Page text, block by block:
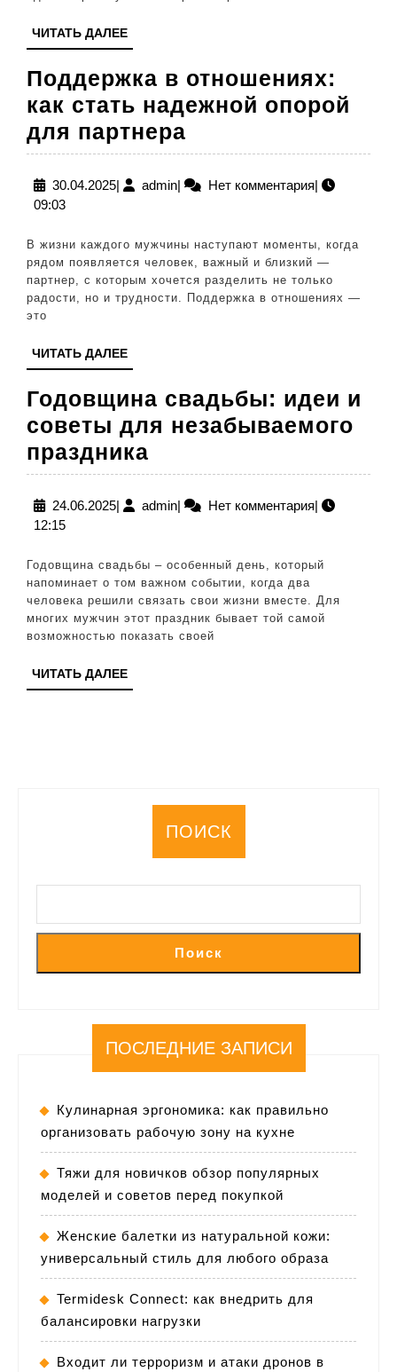
ЧИТАТЬ ДАЛЕЕЧИТАТЬ
ДАЛЕЕ
Поддержка в отношениях:
как стать надежной опорой
для партнера
в
отношениях:
стать
надежной
опорой
30.04.202530.04.2025
| adminadmin
| Нет комментария|
09:03
В жизни каждого мужчины наступают моменты, когда
рядом появляется человек, важный и близкий —
партнер, с которым хочется разделить не только
радости, но и трудности. Поддержка в отношениях —
это
ЧИТАТЬ ДАЛЕЕЧИТАТЬ
ДАЛЕЕ
Годовщина свадьбы: идеи и
советы для незабываемого
праздника
свадьбы:
идеи
советы
для
незабываемого
праздника
24.06.202524.06.2025
adminadminНет комментария
12:15
Годовщина свадьбы – особенный день, который
напоминает о том важном событии, когда два
человека решили связать свои жизни вместе. Для
многих мужчин этот праздник бывает той самой
возможностью показать своей
ЧИТАТЬ ДАЛЕЕЧИТАТЬ
ДАЛЕЕ
ПОИСК
Поиск
ПОСЛЕДНИЕ ЗАПИСИ
Кулинарная эргономика: как правильно
организовать рабочую зону на кухне
Тяжи для новичков обзор популярных
моделей и советов перед покупкой
Женские балетки из натуральной кожи:
универсальный стиль для любого образа
Termidesk Connect: как внедрить для
балансировки нагрузки
Входит ли терроризм и атаки дронов в